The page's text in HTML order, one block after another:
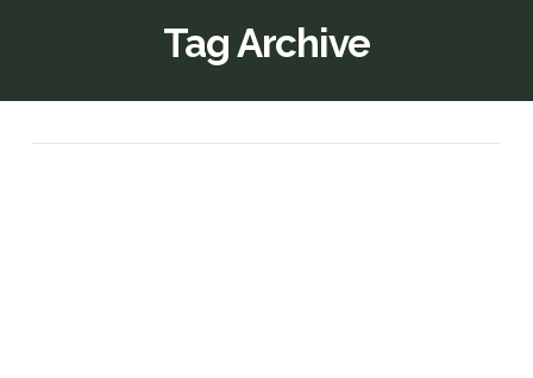
Tag Archive